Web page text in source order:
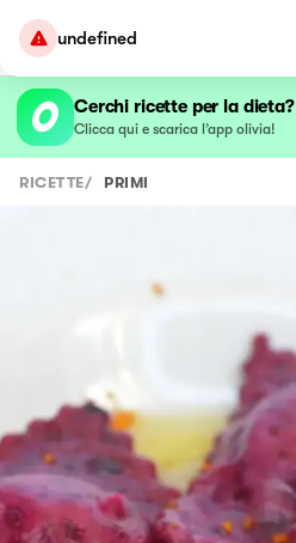
undefined
Cerchi ricette per la dieta?
Clicca qui e scarica l’app olivia!
RICETTE/ PRIMI